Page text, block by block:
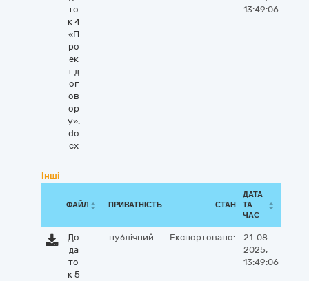
то
к 4
«П
ро
ек
т д
ог
ов
ор
у».
do
cx
13:49:06
Інші
ФАЙЛ ПРИВАТНІСТЬ СТАН
ДАТА
ТА
ЧАС
До
да
то
к 5
публічний Експортовано:
21-08-
2025,
13:49:06